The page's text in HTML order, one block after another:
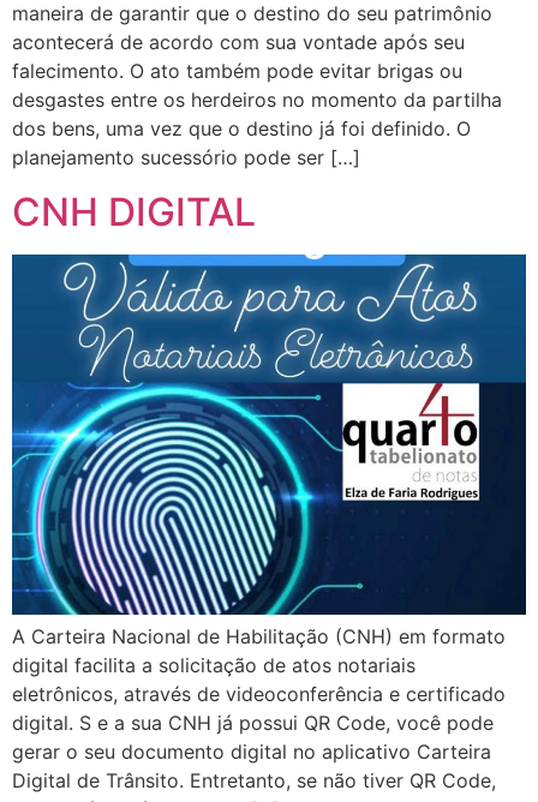
maneira de garantir que o destino do seu patrimônio
acontecerá de acordo com sua vontade após seu
falecimento. O ato também pode evitar brigas ou
desgastes entre os herdeiros no momento da partilha
dos bens, uma vez que o destino já foi definido. O
planejamento sucessório pode ser […]
CNH DIGITAL
A Carteira Nacional de Habilitação (CNH) em formato
digital facilita a solicitação de atos notariais
eletrônicos, através de videoconferência e certificado
digital. S e a sua CNH já possui QR Code, você pode
gerar o seu documento digital no aplicativo Carteira
Digital de Trânsito. Entretanto, se não tiver QR Code,